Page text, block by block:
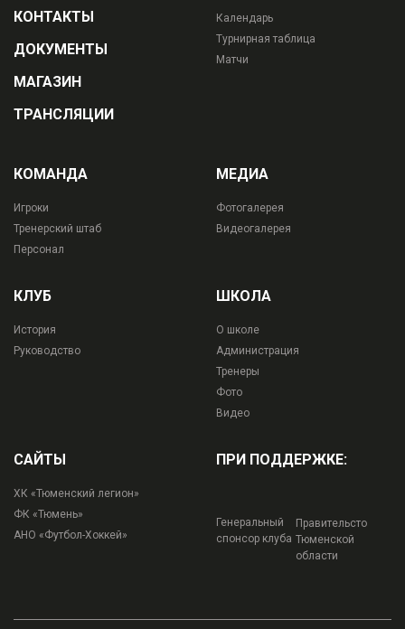
КОНТАКТЫ
ДОКУМЕНТЫ
МАГАЗИН
ТРАНСЛЯЦИИ
Календарь
Турнирная таблица
Матчи
КОМАНДА
Игроки
Тренерский штаб
Персонал
МЕДИА
Фотогалерея
Видеогалерея
КЛУБ
История
Руководство
ШКОЛА
О школе
Администрация
Тренеры
Фото
Видео
САЙТЫ
ХК «Тюменский легион»
ФК «Тюмень»
АНО «Футбол-Хоккей»
ПРИ ПОДДЕРЖКЕ:
Генеральный
спонсор клуба
Правительсто
Тюменской
области